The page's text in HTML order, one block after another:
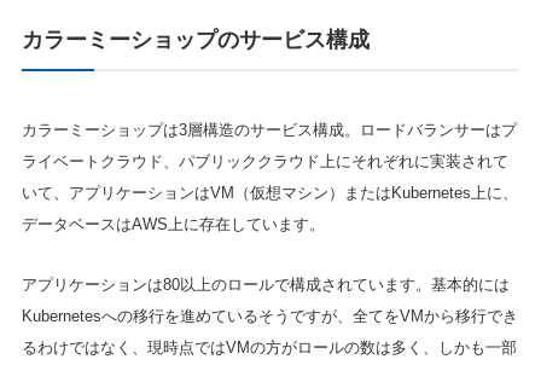
カラーミーショップのサービス構成
カラーミーショップは3層構造のサービス構成。ロードバランサーはプ
ライベートクラウド、パブリッククラウド上にそれぞれに実装されて
いて、アプリケーションはVM（仮想マシン）またはKubernetes上に、
データベースはAWS上に存在しています。
アプリケーションは80以上のロールで構成されています。基本的には
Kubernetesへの移行を進めているそうですが、全てをVMから移行でき
るわけではなく、現時点ではVMの方がロールの数は多く、しかも一部